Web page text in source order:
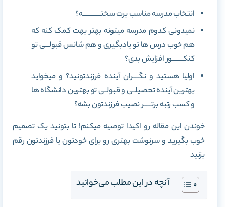
انتخاب مدرسه مناسب برت سختـــــــــــــه؟
نمیدونی کدوم مدرسه میتونه بهتر بهت کمک کنه که
هم خوب درس ها تو یادبگیری و هم شانس قبولـــی تو
کنکــــــــور افزایش بدی؟
اولیا هستید و نگــــران آینده فرزندتونید؟ و میخواید
بهترین آینده تحصیلــی و قبولــی تو بهترین دانشگاه ها
و کسب رتبه برتـــــر نصیب فرزندتون بشه؟
خوندن این مقاله رو اکیدا توصیه میکنم! تا بتونید یک تصمیم
خوب بگیرید و سرنوشت بهتری رو برای خودتون یا فرزندتون رقم
بزنید
آنچه در این مطلب می‌خوانید